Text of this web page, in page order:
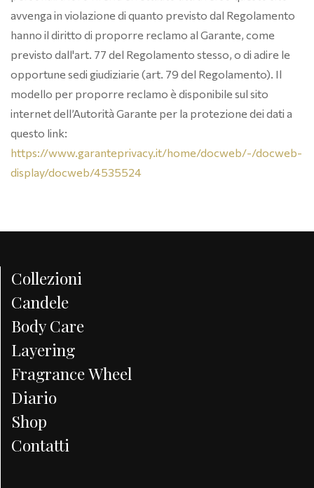
avvenga in violazione di quanto previsto dal Regolamento
hanno il diritto di proporre reclamo al Garante, come
previsto dall'art. 77 del Regolamento stesso, o di adire le
opportune sedi giudiziarie (art. 79 del Regolamento). Il
modello per proporre reclamo è disponibile sul sito
internet dell’Autorità Garante per la protezione dei dati a
questo link:
https://www.garanteprivacy.it/home/docweb/-/docweb-
display/docweb/4535524
Collezioni
Candele
Body Care
Layering
Fragrance Wheel
Diario
Shop
Contatti